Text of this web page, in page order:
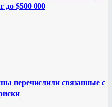
до $500 000
перечислили связанные с